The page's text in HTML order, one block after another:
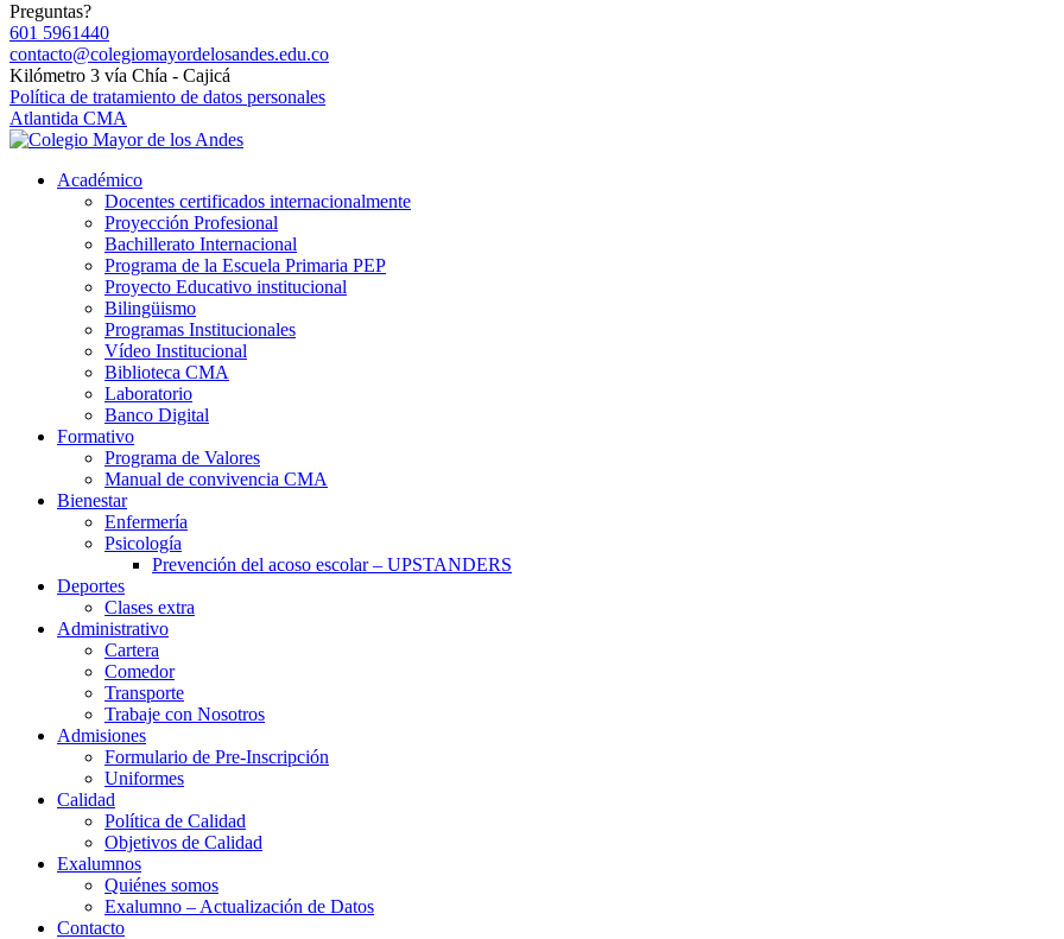
Preguntas?
601 5961440
contacto@colegiomayordelosandes.edu.co
Kilómetro 3 vía Chía - Cajicá
Política de tratamiento de datos personales
Atlantida CMA
Académico
Docentes certificados internacionalmente
Proyección Profesional
Bachillerato Internacional
Programa de la Escuela Primaria PEP
Proyecto Educativo institucional
Bilingüismo
Programas Institucionales
Vídeo Institucional
Biblioteca CMA
Laboratorio
Banco Digital
Formativo
Programa de Valores
Manual de convivencia CMA
Bienestar
Enfermería
Psicología
Prevención del acoso escolar – UPSTANDERS
Deportes
Clases extra
Administrativo
Cartera
Comedor
Transporte
Trabaje con Nosotros
Admisiones
Formulario de Pre-Inscripción
Uniformes
Calidad
Política de Calidad
Objetivos de Calidad
Exalumnos
Quiénes somos
Exalumno – Actualización de Datos
Contacto